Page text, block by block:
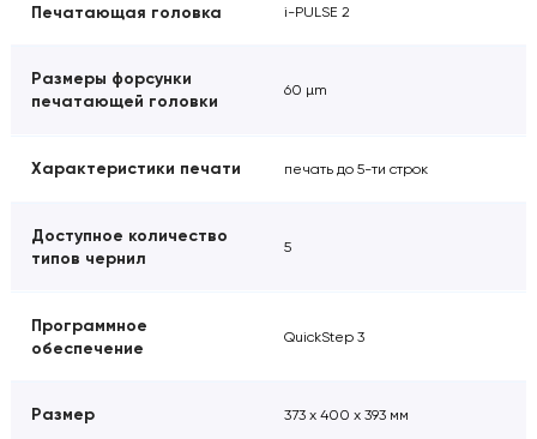
Печатающая головка i-PULSE 2
Размеры форсунки
печатающей головки
60 µm
Характеристики печати печать до 5-ти строк
Доступное количество
типов чернил
5
Программное
обеспечение
QuickStep 3
Размер 373 х 400 х 393 мм